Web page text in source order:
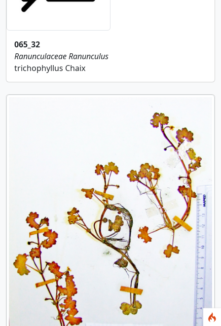
065_32
RanunculaceaeRanunculus
trichophyllus Chaix